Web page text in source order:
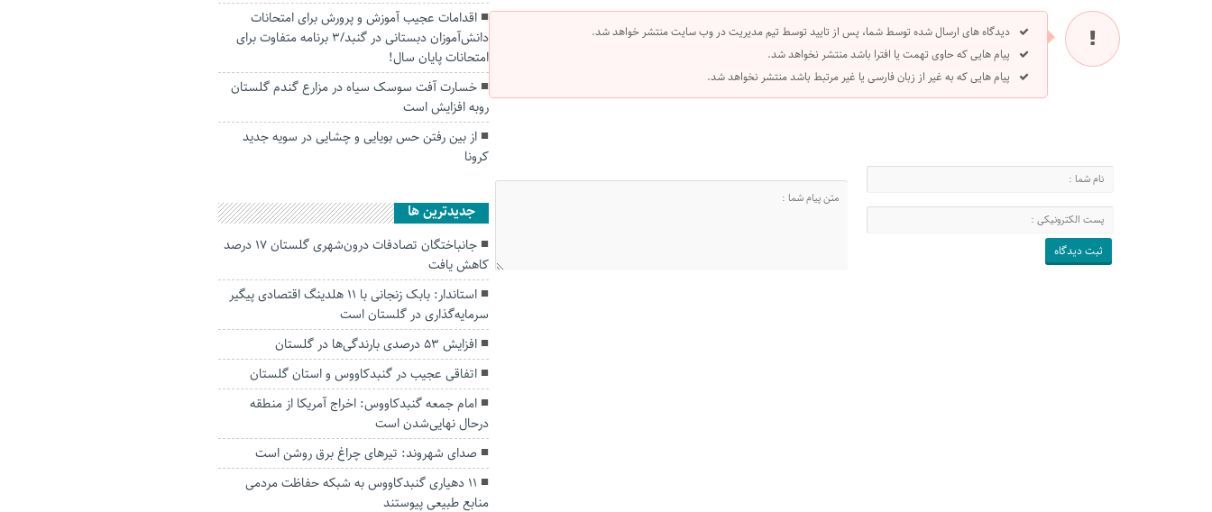
دیدگاه های ارسال شده توسط شما، پس از تایید توسط تیم مدیریت در وب سایت منتشر خواهد شد.
پیام هایی که حاوی تهمت یا افترا باشد منتشر نخواهد شد.
پیام هایی که به غیر از زبان فارسی یا غیر مرتبط باشد منتشر نخواهد شد.
اقدامات‌ عجیب آموزش و پرورش برای امتحانات
دانش‌آموزان دبستانی در‌ گنبد/۳ برنامه متفاوت برای
امتحانات پایان سال!
خسارت آفت سوسک سیاه در مزارع گندم گلستان
روبه افزایش است
از بین رفتن حس بویایی و چشایی در سویه جدید
کرونا
جديدترين ها
جانباختگان تصادفات درون‌شهری گلستان ۱۷ درصد
کاهش یافت
استاندار: بابک زنجانی با ۱۱ هلدینگ اقتصادی پیگیر
سرمایه‌گذاری در گلستان است
افزایش ۵۳ درصدی بارندگی‌ها در گلستان
اتفاقی عجیب در‌ گنبدکاووس و استان گلستان
امام جمعه گنبدکاووس: اخراج آمریکا از منطقه
درحال نهایی‌شدن است
صدای شهروند: تیرهای چراغ برق روشن است
۱۱ دهیاری گنبدکاووس به شبکه حفاظت مردمی
منابع طبیعی پیوستند